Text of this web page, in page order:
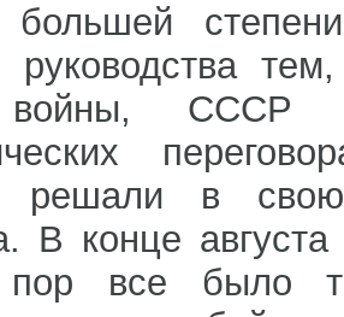
руководства
войны, СССР
решали в
В конце
все было